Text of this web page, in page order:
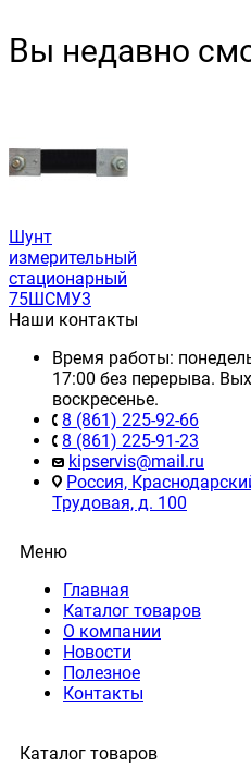
Вы недавно
Шунт
измерительный
стационарный
75ШСМУ3
Наши контакты
Время работы:
17:00 без перерыва.
воскресенье.
8 (861) 225-92-66
8 (861) 225-91-23
kipservis@mail.ru
Россия,
Трудовая, д. 100
Меню
Главная
Каталог товаров
О компании
Новости
Полезное
Контакты
Каталог товаров